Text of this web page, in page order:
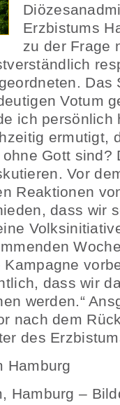
Erzbistums
zu der Frage
Das
Votum
ich
ermutigt,
Gott sind?
Vor
Reaktionen
dass wir
dass wir
werden.“
nach dem
des
Hamburg
Hamburg –